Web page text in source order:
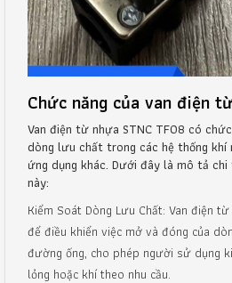
Chức năng của van điện
Van điện từ nhựa STNC TF08 có
dòng lưu chất trong các hệ thống khí
ứng dụng khác. Dưới đây là mô tả
này:
Kiểm Soát Dòng Lưu Chất: Van điện
để điều khiển việc mở và đóng của
đường ống, cho phép người sử dụng
lỏng hoặc khí theo nhu cầu.